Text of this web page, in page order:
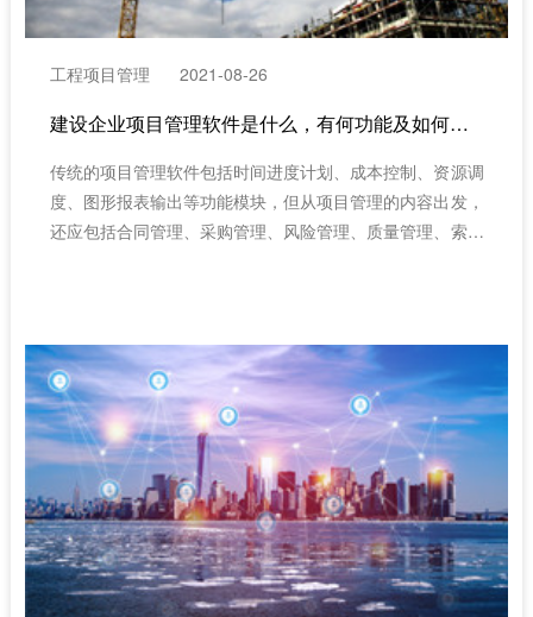
工程项目管理 2021-08-26
建设企业项目管理软件是什么，有何功能及如何选择？
​传统的项目管理软件包括时间进度计划、成本控制、资源调
度、图形报表输出等功能模块，但从项目管理的内容出发，
还应包括合同管理、采购管理、风险管理、质量管理、索赔